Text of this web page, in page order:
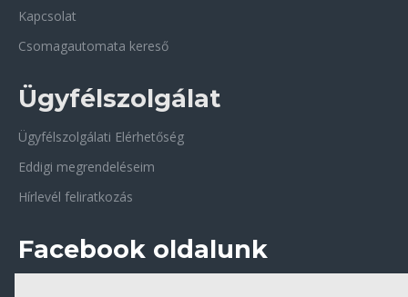
Kapcsolat
Csomagautomata kereső
Ügyfélszolgálat
Ügyfélszolgálati Elérhetőség
Eddigi megrendeléseim
Hírlevél feliratkozás
Facebook oldalunk